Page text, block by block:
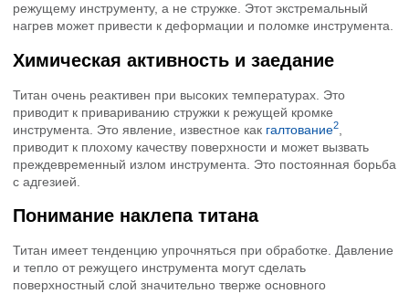
режущему инструменту, а не стружке. Этот экстремальный
нагрев может привести к деформации и поломке инструмента.
Химическая активность и заедание
Титан очень реактивен при высоких температурах. Это
приводит к привариванию стружки к режущей кромке
инструмента. Это явление, известное как галтование2
приводит к плохому качеству поверхности и может вызвать
преждевременный излом инструмента. Это постоянная борьба
с адгезией.
Понимание наклепа титана
Титан имеет тенденцию упрочняться при обработке. Давление
и тепло от режущего инструмента могут сделать
поверхностный слой значительно тверже основного